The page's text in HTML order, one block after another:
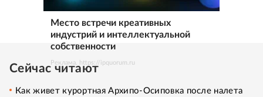
Место встречи креативных
индустрий и интеллектуальной
собственности
Реклама. https://ipquorum.ru
Сейчас читают
Как живет курортная Архипо-Осиповка после налета